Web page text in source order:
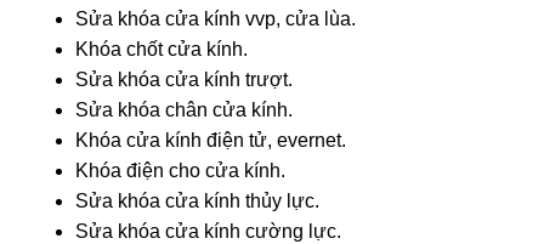
Sửa khóa cửa kính vvp, cửa lùa.
Khóa chốt cửa kính.
Sửa khóa cửa kính trượt.
Sửa khóa chân cửa kính.
Khóa cửa kính điện tử, evernet.
Khóa điện cho cửa kính.
Sửa khóa cửa kính thủy lực.
Sửa khóa cửa kính cường lực.